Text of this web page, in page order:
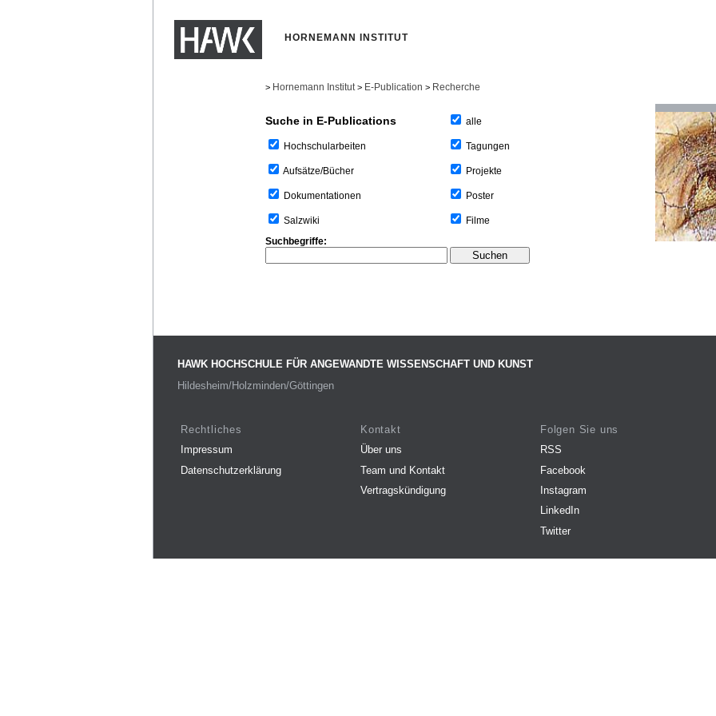
HORNEMANN INSTITUT
> Hornemann Institut > E-Publication > Recherche
Suche in E-Publications
Hochschularbeiten
Aufsätze/Bücher
Dokumentationen
Salzwiki
alle
Tagungen
Projekte
Poster
Filme
Suchbegriffe:
HAWK HOCHSCHULE FÜR ANGEWANDTE WISSENSCHAFT UND KUNST
Hildesheim/Holzminden/Göttingen
Rechtliches
Impressum
Datenschutzerklärung
Kontakt
Über uns
Team und Kontakt
Vertragskündigung
Folgen Sie uns
RSS
Facebook
Instagram
LinkedIn
Twitter